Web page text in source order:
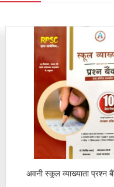
अवनी स्कूल व्याख्याता प्रश्न बैंक 10